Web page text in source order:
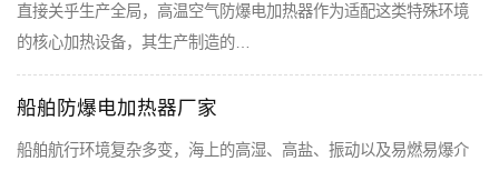
直接关乎生产全局，高温空气防爆电加热器作为适配这类特殊环境
的核心加热设备，其生产制造的…
船舶防爆电加热器厂家
船舶航行环境复杂多变，海上的高湿、高盐、振动以及易燃易爆介